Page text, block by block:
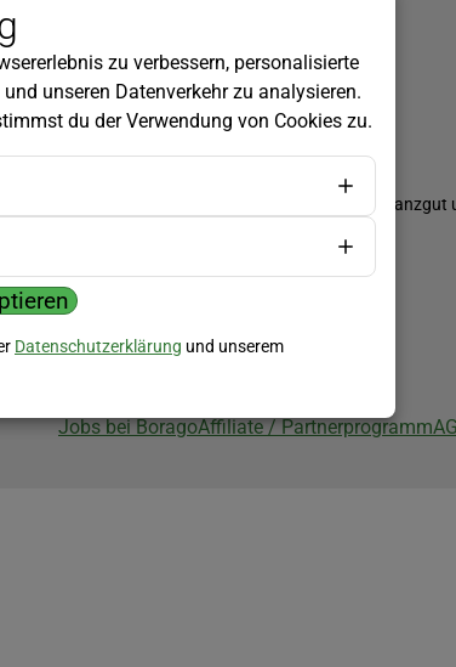
Kundenservice
Widerrufsbelehrung
Versandkosten
Biozertifizierung
Borago ist biozertifiziert im Bereich Saatgut, Pflanzgut
Jobs bei BoragoAffiliate / Partnerprogramm
zu verbessern, personalisierte
unseren Datenverkehr zu analysieren.
du der Verwendung von Cookies zu.
Datenschutzerklärung und unserem